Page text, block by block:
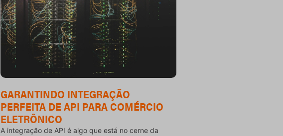
GARANTINDO INTEGRAÇÃO
PERFEITA DE API PARA COMÉRCIO
ELETRÔNICO
A integração de API é algo que está no cerne da